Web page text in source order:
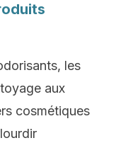
les
aux
cosmétiques